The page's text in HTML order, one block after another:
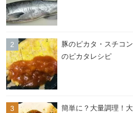
豚のピカタ・スチコ
のピカタレシピ
簡単に？大量調理！